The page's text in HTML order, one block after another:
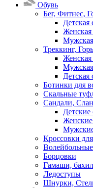
Обувь
Бег, Фитнес,
Детская
Женская
Мужская
Треккинг,
Женская
Детская
Ботинки для
Скальные
Сандали,
Кроссовки
Борцовки
Гамаши,
Ледоступы
Шнурки,